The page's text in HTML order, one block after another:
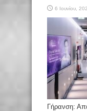
6 Ιουνίου,
Γήρανση: